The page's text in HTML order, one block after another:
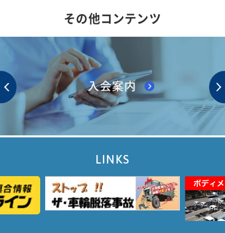
その他コンテンツ
LINKS